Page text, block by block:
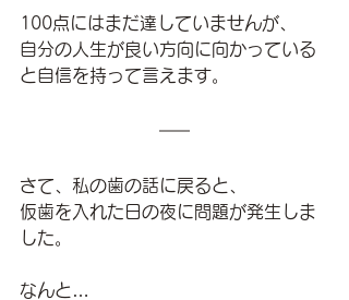
100点にはまだ達していませんが、
自分の人生が良い方向に向かっている
と自信を持って言えます。
さて、私の歯の話に戻ると、
仮歯を入れた日の夜に問題が発生しま
した。
なんと…